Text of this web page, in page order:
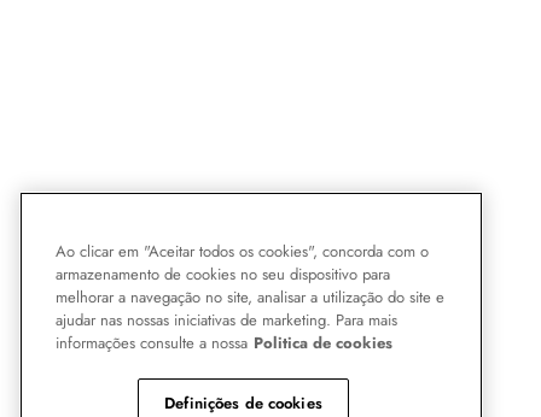
Ao clicar em "Aceitar todos os cookies", concorda com o
armazenamento de cookies no seu dispositivo para
melhorar a navegação no site, analisar a utilização do site e
ajudar nas nossas iniciativas de marketing. Para mais
informações consulte a nossa Politica de cookies
Definições de cookies